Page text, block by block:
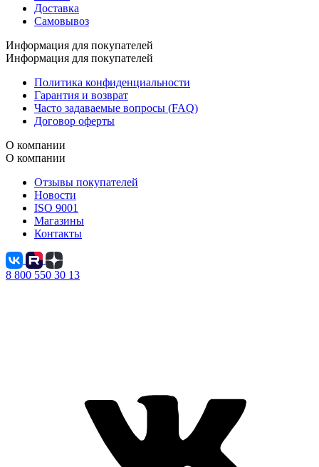
Доставка
Самовывоз
Информация для покупателей
Информация для покупателей
Политика конфиденциальности
Гарантия и возврат
Часто задаваемые вопросы (FAQ)
Договор оферты
О компании
О компании
Отзывы покупателей
Новости
ISO 9001
Магазины
Контакты
8 800 550 30 13